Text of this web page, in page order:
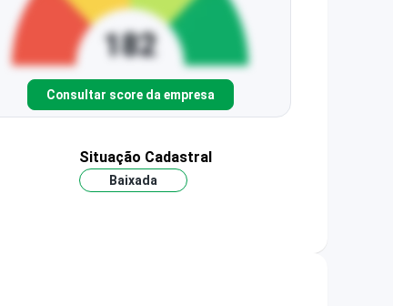
Consultar score da empresa
Situação Cadastral
Baixada